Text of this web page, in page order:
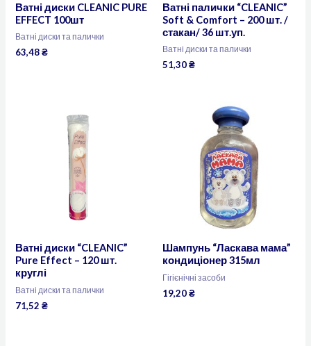
Ватні диски CLEANIC PURE
EFFECT 100шт
Ватні диски та палички
63,48₴
Ватні палички “CLEANIC”
Soft & Comfort – 200 шт. /
стакан/ 36 шт.уп.
Ватні диски та палички
51,30₴
Ватні диски “CLEANIC”
Pure Effect – 120 шт.
круглі
Ватні диски та палички
71,52₴
Шампунь “Ласкава мама”
кондиціонер 315мл
Гігієнічні засоби
19,20₴